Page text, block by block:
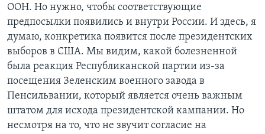
ООН. Но нужно, чтобы соответствующие
предпосылки появились и внутри России. И здесь, я
думаю, конкретика появится после президентских
выборов в США. Мы видим, какой болезненной
была реакция Республиканской партии из-за
посещения Зеленским военного завода в
Пенсильвании, который является очень важным
штатом для исхода президентской кампании. Но
несмотря на то, что не звучит согласие на